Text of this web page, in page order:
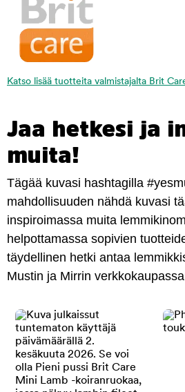
Katso lisää tuotteita valmistajalta Brit
Jaa hetkesi ja
muita!
Tägää kuvasi hashtagilla
mahdollisuuden nähdä kuvasi
inspiroimassa muita
helpottamassa sopivien
täydellinen hetki antaa
Mustin ja Mirrin